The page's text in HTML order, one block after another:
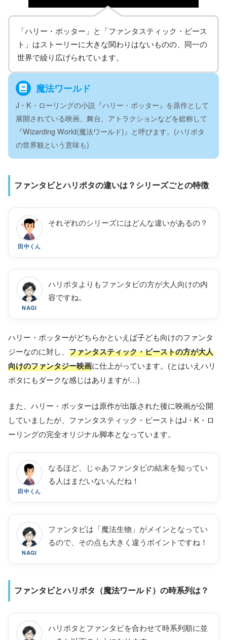
「ハリー・ポッター」と「ファンタスティック・ビース
ト」はストーリーに大きな関わりはないものの、同一の
世界で繰り広げられています。
魔法ワールド
J・K・ローリングの小説『ハリー・ポッター』を原作として
展開されている映画、舞台、アトラクションなどを総称して
『Wizarding World(魔法ワールド)』と呼びます。(ハリポタ
の世界観という意味も)
ファンタビとハリポタの違いは？シリーズごとの特徴
田中くん
それぞれのシリーズにはどんな違いがあるの？
NAGI
ハリポタよりもファンタビの方が大人向けの内
容ですね。
ハリー・ポッターがどちらかといえば子ども向けのファンタ
ジーなのに対し、 ファンタスティック・ビーストの方が大人
向けのファンタジー映画に仕上がっています。(とはいえハリ
ポタにもダークな感じはありますが…)
また、ハリー・ポッターは原作が出版された後に映画が公開
していましたが、ファンタスティック・ビーストはJ・K・ロ
ーリングの完全オリジナル脚本となっています。
田中くん
なるほど、じゃあファンタビの結末を知ってい
る人はまだいないんだね！
NAGI
ファンタビは「魔法生物」がメインとなってい
るので、その点も大きく違うポイントですね！
ファンタビとハリポタ（魔法ワールド）の時系列は？
ハリポタとファンタビを合わせて時系列順に並